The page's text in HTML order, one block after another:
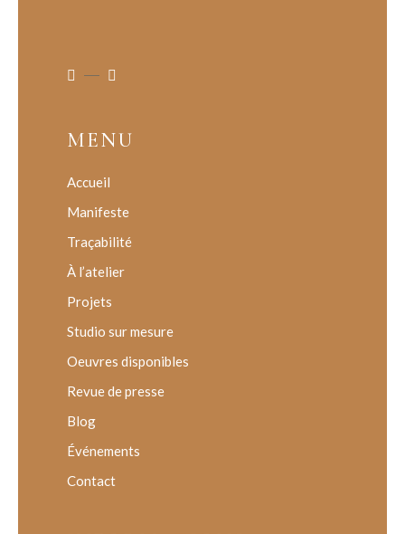
MENU
Accueil
Manifeste
Traçabilité
À l’atelier
Projets
Studio sur mesure
Oeuvres disponibles
Revue de presse
Blog
Événements
Contact